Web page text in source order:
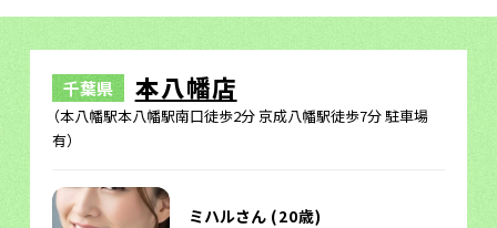
千葉県 本八幡店
（本八幡駅本八幡駅南口徒歩2分 京成八幡駅徒歩7分 駐車場
有）
ミハルさん (20歳)